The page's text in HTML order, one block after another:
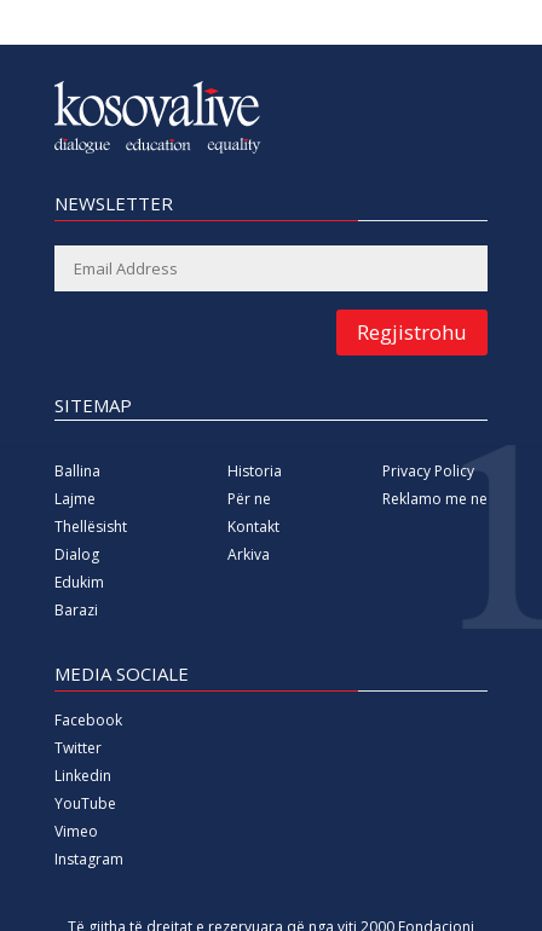
NEWSLETTER
Regjistrohu
SITEMAP
Ballina
Lajme
Thellësisht
Dialog
Edukim
Barazi
Historia
Për ne
Kontakt
Arkiva
Privacy Policy
Reklamo me ne
MEDIA SOCIALE
Facebook
Twitter
Linkedin
YouTube
Vimeo
Instagram